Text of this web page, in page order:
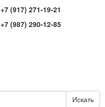
+7 (917) 271-19-21
+7 (987) 290-12-85
Искать